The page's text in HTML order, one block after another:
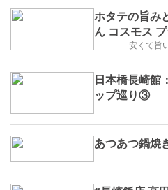
ホタテの旨み
ん コスモス
安くて旨
日本橋長崎館
ップ巡り③
あつあつ鍋焼